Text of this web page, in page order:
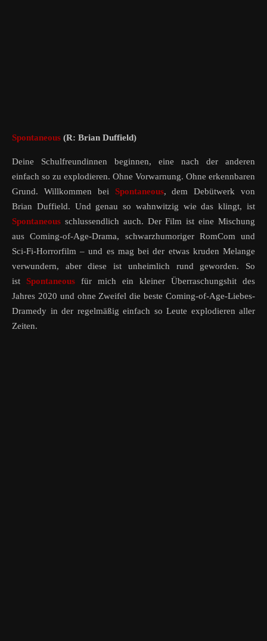
Spontaneous (R: Brian Duffield)
Deine Schulfreundinnen beginnen, eine nach der anderen
einfach so zu explodieren. Ohne Vorwarnung. Ohne erkennbaren
Grund. Willkommen bei Spontaneous, dem Debütwerk von
Brian Duffield. Und genau so wahnwitzig wie das klingt, ist
Spontaneous schlussendlich auch. Der Film ist eine Mischung
aus Coming-of-Age-Drama, schwarzhumoriger RomCom und
Sci-Fi-Horrorfilm – und es mag bei der etwas kruden Melange
verwundern, aber diese ist unheimlich rund geworden. So
ist Spontaneous für mich ein kleiner Überraschungshit des
Jahres 2020 und ohne Zweifel die beste Coming-of-Age-Liebes-
Dramedy in der regelmäßig einfach so Leute explodieren aller
Zeiten.